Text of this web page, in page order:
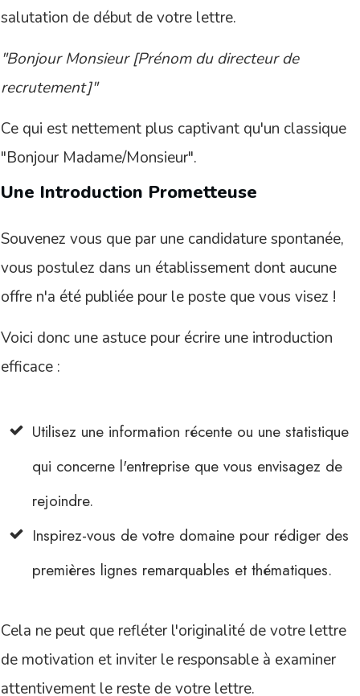
salutation de début de votre lettre.
"Bonjour Monsieur [Prénom du directeur de
recrutement]"
Ce qui est nettement plus captivant qu'un classique
"Bonjour Madame/Monsieur".
Une Introduction Prometteuse
Souvenez vous que par une candidature spontanée,
vous postulez dans un établissement dont aucune
offre n'a été publiée pour le poste que vous visez !
Voici donc une astuce pour écrire une introduction
efficace :
Utilisez une information récente ou une statistique
qui concerne l'entreprise que vous envisagez de
rejoindre.
Inspirez-vous de votre domaine pour rédiger des
premières lignes remarquables et thématiques.
Cela ne peut que refléter l'originalité de votre lettre
de motivation et inviter le responsable à examiner
attentivement le reste de votre lettre.